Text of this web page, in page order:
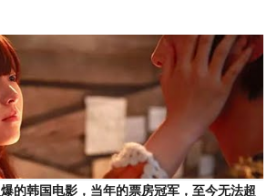
的韩国电影，当年的票房冠军，至今无法超